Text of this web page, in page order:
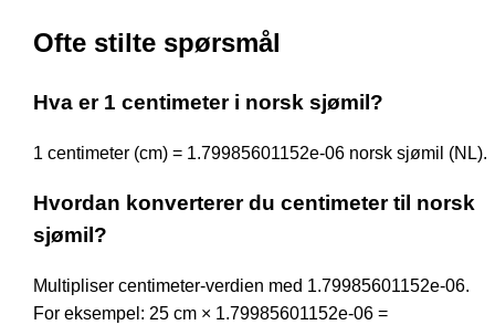
Ofte stilte spørsmål
Hva er 1 centimeter i norsk sjømil?
1 centimeter (cm) = 1.79985601152e-06 norsk sjømil (NL).
Hvordan konverterer du centimeter til norsk
sjømil?
Multipliser centimeter-verdien med 1.79985601152e-06.
For eksempel: 25 cm × 1.79985601152e-06 =